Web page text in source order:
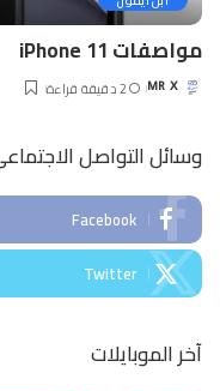
مواصفات iPhone 11
Posted
MR X 2 دقيقة قراءة
وسائل التواصل
Facebook
Twitter
آخر الموبايلات